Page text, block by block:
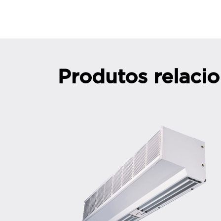
Produtos